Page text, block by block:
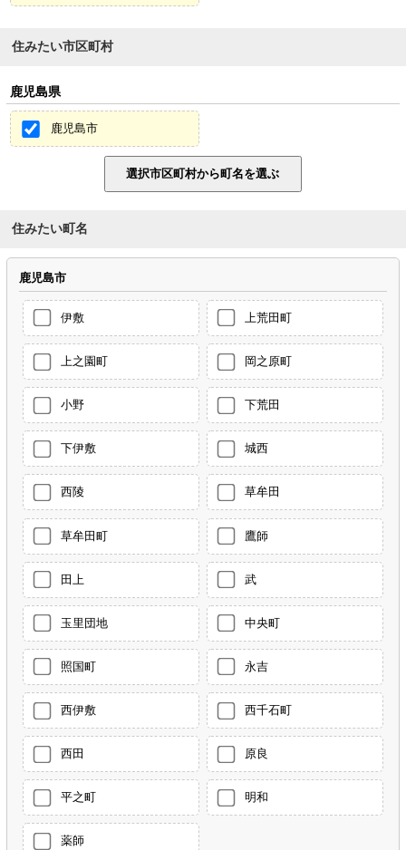
住みたい市区町村
鹿児島県
鹿児島市
住みたい町名
鹿児島市
伊敷 上荒田町
上之園町 岡之原町
小野 下荒田
下伊敷 城西
西陵 草牟田
草牟田町 鷹師
田上 武
玉里団地 中央町
照国町 永吉
西伊敷 西千石町
西田 原良
平之町 明和
薬師